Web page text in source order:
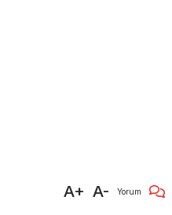
A+ A- Yorum